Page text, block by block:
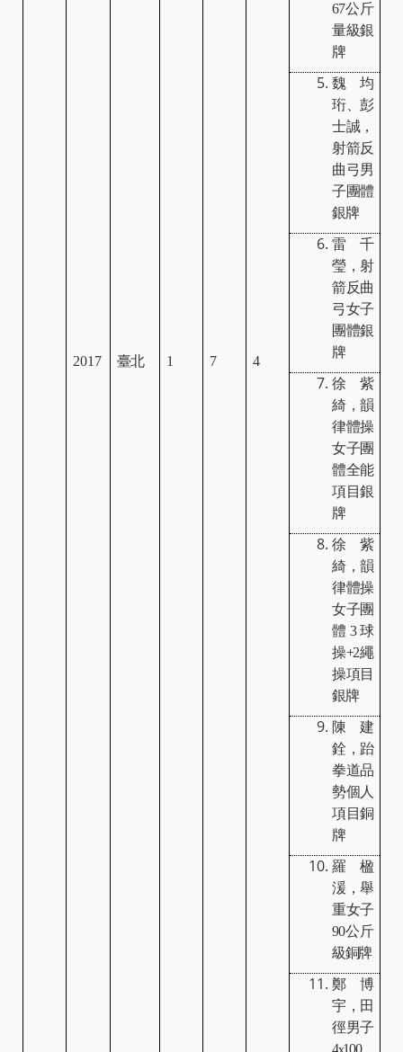
2017 臺北 1 7 4
67公斤
量級銀
牌
魏均
珩、彭
士誠，
射箭反
曲弓男
子團體
銀牌
雷千
瑩，射
箭反曲
弓女子
團體銀
牌
徐紫
綺，韻
律體操
女子團
體全能
項目銀
牌
徐紫
綺，韻
律體操
女子團
體 3球
操+2繩
操項目
銀牌
陳建
銓，跆
拳道品
勢個人
項目銅
牌
羅楹
湲，舉
重女子
90公斤
級銅牌
鄭博
宇，田
徑男子